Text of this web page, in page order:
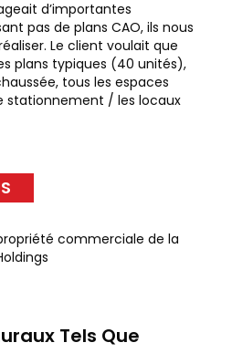
d’importantes
pas de plans CAO, ils nous
Le client voulait que
plans typiques (40 unités),
tous les espaces
stationnement / les locaux
Tels Que